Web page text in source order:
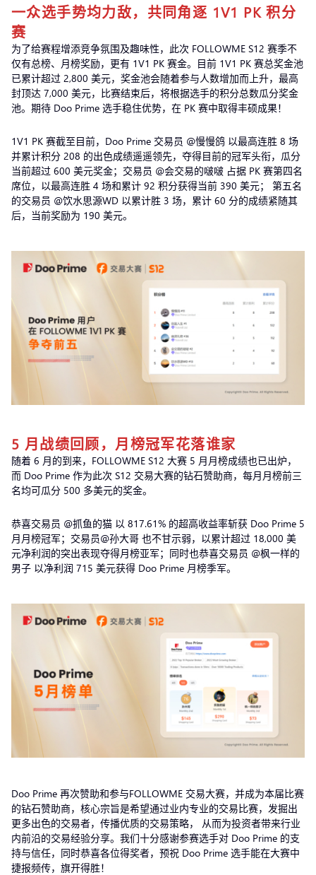
一众选手势均力敌，共同角逐 1V1 PK 积分
赛
为了给赛程增添竞争氛围及趣味性，此次 FOLLOWME S12 赛季不
仅有总榜、月榜奖励，更有 1V1 PK 赛金。目前 1V1 PK 赛总奖金池
已累计超过 2,800 美元，奖金池会随着参与人数增加而上升，最高
封顶达 7,000 美元，比赛结束后，将根据选手的积分总数瓜分奖金
池。期待 Doo Prime 选手稳住优势，在 PK 赛中取得丰硕成果！
1V1 PK 赛截至目前，Doo Prime 交易员 @慢慢鸽 以最高连胜 8 场
并累计积分 208 的出色成绩遥遥领先，夺得目前的冠军头衔，瓜分
当前超过 600 美元奖金；交易员 @会交易的啵啵 占据 PK 赛第四名
席位，以最高连胜 4 场和累计 92 积分获得当前 390 美元； 第五名
的交易员 @饮水思源WD 以累计胜 3 场，累计 60 分的成绩紧随其
后，当前奖励为 190 美元。
5 月战绩回顾，月榜冠军花落谁家
随着 6 月的到来，FOLLOWME S12 大赛 5 月月榜成绩也已出炉，
而 Doo Prime 作为此次 S12 交易大赛的钻石赞助商，每月月榜前三
名均可瓜分 500 多美元的奖金。
恭喜交易员 @抓鱼的猫 以 817.61% 的超高收益率斩获 Doo Prime 5
月月榜冠军；交易员@孙大哥 也不甘示弱，以累计超过 18,000 美
元净利润的突出表现夺得月榜亚军；同时也恭喜交易员 @枫一样的
男子 以净利润 715 美元获得 Doo Prime 月榜季军。
Doo Prime 再次赞助和参与FOLLOWME 交易大赛，并成为本届比赛
的钻石赞助商，核心宗旨是希望通过业内专业的交易比赛，发掘出
更多出色的交易者，传播优质的交易策略， 从而为投资者带来行业
内前沿的交易经验分享。我们十分感谢参赛选手对 Doo Prime 的支
持与信任，同时恭喜各位得奖者，预祝 Doo Prime 选手能在大赛中
捷报频传，旗开得胜！